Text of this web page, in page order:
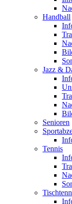
Handball
Jazz &
Senioren
Tennis